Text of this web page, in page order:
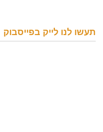
תעשו לנו לייק בפייסבוק